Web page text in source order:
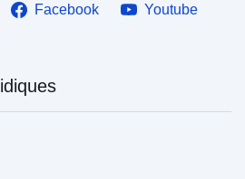
Facebook
Youtube